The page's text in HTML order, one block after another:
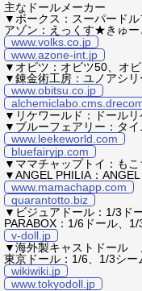
主なドールメーカー
▼ボークス：スーパ
アゾン：えっくす★きゅ
www.volks.co.jp
www.azone-int.jp
▼オビツ：オビ
▼錬金術工房：ユノアシリ
www.obitsu.co.jp
▼リケワールド：
▼ブルーフェアリー：タ
www.leekeworld.com
bluefairyjp.com
▼ママチャップト
▼ANGEL PHILIA：
www.mamachapp.com
quarantotto.biz
▼ビジュアドール：1/
PARABOX：1/6ドール、
v-doll.jp
▼海外製キャス
東京ドール：1/6、1/3シー
wikiwiki.jp
www.tokyodoll.jp